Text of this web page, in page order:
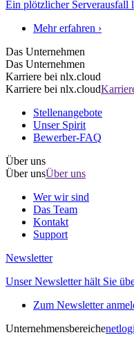
Ein plötzlicher Serverausfall
Mehr erfahren ›
Das Unternehmen
Das Unternehmen
Karriere bei nlx.cloud
Karriere bei nlx.cloud
Stellenangebote
Unser Spirit
Bewerber-FAQ
Über uns
Über unsÜber uns
Wer wir sind
Das Team
Kontakt
Support
Newsletter
Unser Newsletter hält Sie
Zum Newsletter
Unternehmensbereiche